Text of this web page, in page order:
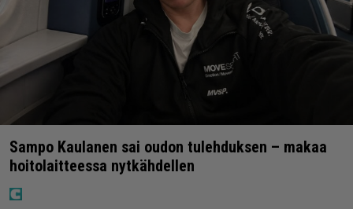
Sampo Kaulanen sai oudon tulehduksen – makaa
hoitolaitteessa nytkähdellen